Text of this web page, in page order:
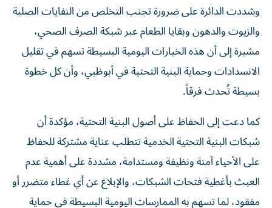
وشددت الدائرة على ضرورة تجنب التخلص من النفايات الصلبة
والزيوت والدهون وبقايا الطعام عبر شبكة الصرف الصحي،
مشيرة إلى أن هذه الخيارات اليومية البسيطة تسهم في تقليل
الانسدادات وحماية البنية التحتية في أبوظبي، وأن كل خطوة
بسيطة تُحدث فرقاً.
كما دعت إلى الحفاظ على أصول البنية التحتية، مؤكدة أن
شبكات البنية التحتية الخدمية تتطلب عناية مشتركة للحفاظ
على الأحياء آمنة ونظيفة ومستدامة، مشددة على أهمية عدم
العبث بأغطية فتحات الشبكات، والإبلاغ عن أي غطاء متضرر أو
مفقود، لما تسهم به الممارسات اليومية البسيطة في حماية